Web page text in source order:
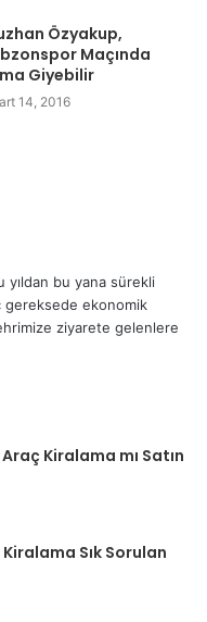
Özyakup,
Maçında
Giyebilir
14, 2016
yıldan bu yana sürekli
gereksede ekonomik
ziyarete gelenlere
Kiralama mı Satın
Sık Sorulan